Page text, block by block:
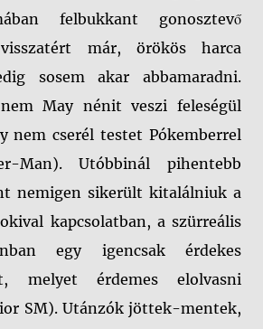
felbukkant gonosztevő
már, örökös harca
sosem akar abbamaradni.
May nénit veszi feleségül
nem cserél testet Pókemberrel
Man). Utóbbinál pihentebb
nemigen sikerült kitalálniuk a
kapcsolatban, a szürreális
egy igencsak érdekes
melyet érdemes elolvasni
SM). Utánzók jöttek-mentek,